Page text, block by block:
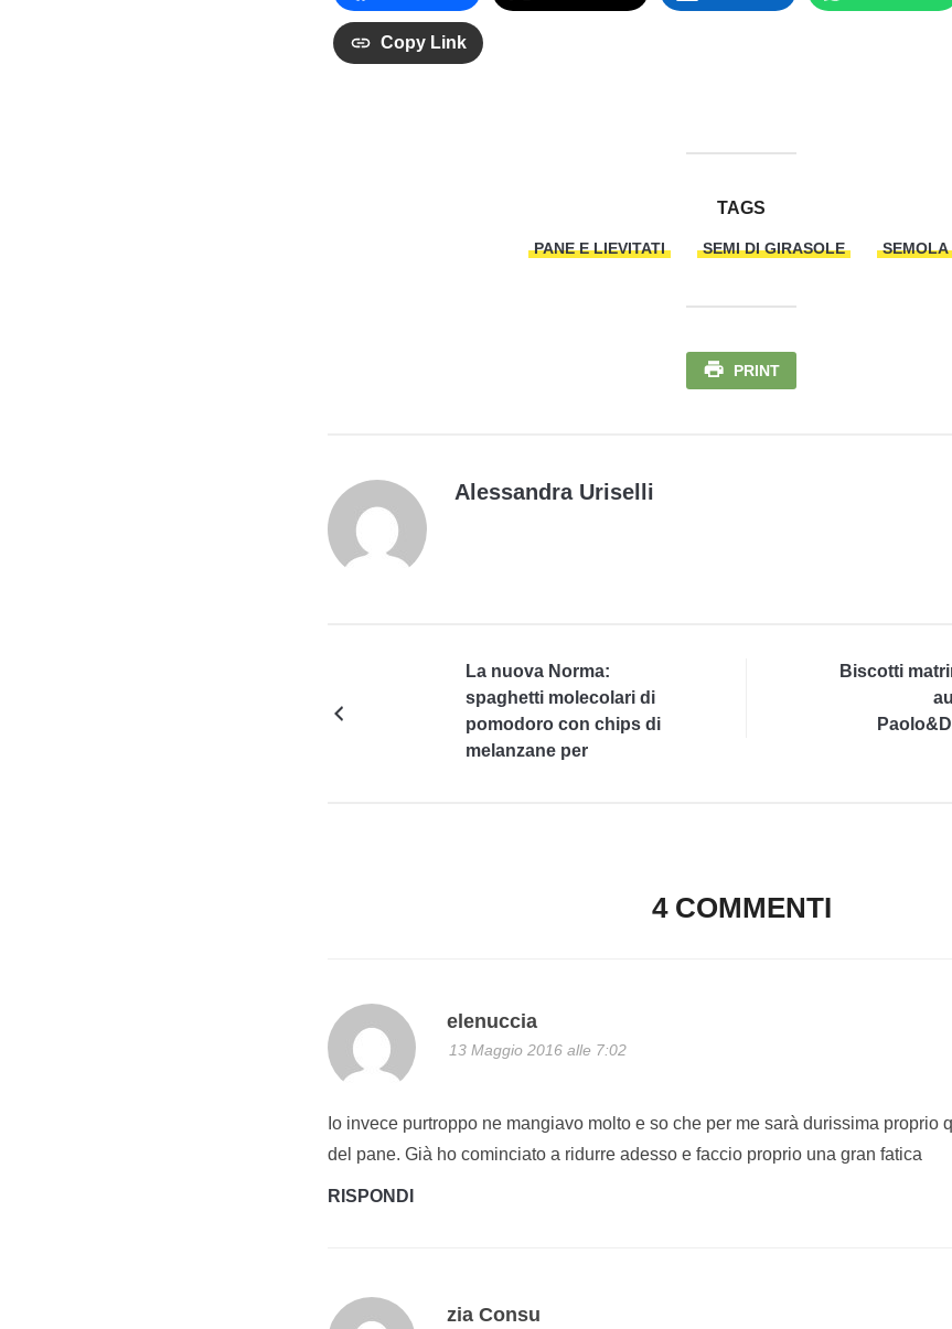
Copy Link
TAGS
PANE E LIEVITATI SEMI DI GIRASOLE SEMOLA
PRINT
Alessandra Uriselli
La nuova Norma:
spaghetti molecolari di
pomodoro con chips di
melanzane per
Biscotti
4 COMMENTI
elenuccia
13 Maggio 2016 alle 7:02
Io invece purtroppo ne mangiavo molto e so che per me sarà durissima proprio
del pane. Già ho cominciato a ridurre adesso e faccio proprio una gran fatica
RISPONDI
zia Consu